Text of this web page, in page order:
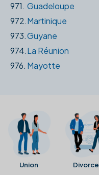
971. Guadeloupe
972.Martinique
973.Guyane
974.La Réunion
976. Mayotte
Union Divorce